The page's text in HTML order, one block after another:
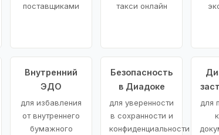
поставщиками
такси онлайн
Внутренний
ЭДО
для избавления
от внутреннего
бумажного
Безопасность
в Диадоке
для уверенности
в сохранности и
конфиденциальности
для